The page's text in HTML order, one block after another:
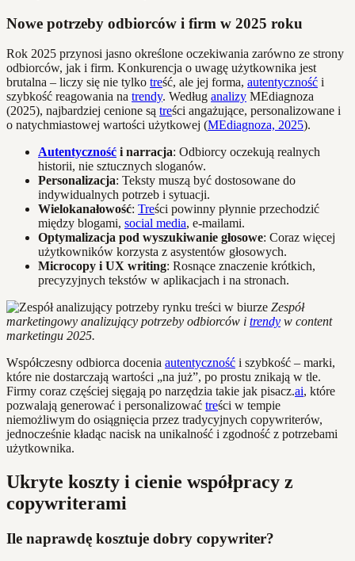
Nowe potrzeby odbiorców i firm w 2025 roku
Rok 2025 przynosi jasno określone oczekiwania zarówno ze strony
odbiorców, jak i firm. Konkurencja o uwagę użytkownika jest
brutalna – liczy się nie tylko treść, ale jej forma, autentyczność i
szybkość reagowania na trendy. Według analizy MEdiagnoza
(2025), najbardziej cenione są treści angażujące, personalizowane i
o natychmiastowej wartości użytkowej (MEdiagnoza, 2025).
Autentyczność i narracja: Odbiorcy oczekują realnych
historii, nie sztucznych sloganów.
Personalizacja: Teksty muszą być dostosowane do
indywidualnych potrzeb i sytuacji.
Wielokanałowość: Treści powinny płynnie przechodzić
między blogami, social media, e-mailami.
Optymalizacja pod wyszukiwanie głosowe: Coraz więcej
użytkowników korzysta z asystentów głosowych.
Microcopy i UX writing: Rosnące znaczenie krótkich,
precyzyjnych tekstów w aplikacjach i na stronach.
Zespół
marketingowy analizujący potrzeby odbiorców i trendy w content
marketingu 2025.
Współczesny odbiorca docenia autentyczność i szybkość – marki,
które nie dostarczają wartości „na już”, po prostu znikają w tle.
Firmy coraz częściej sięgają po narzędzia takie jak pisacz.ai, które
pozwalają generować i personalizować treści w tempie
niemożliwym do osiągnięcia przez tradycyjnych copywriterów,
jednocześnie kładąc nacisk na unikalność i zgodność z potrzebami
użytkownika.
Ukryte koszty i cienie współpracy z
copywriterami
Ile naprawdę kosztuje dobry copywriter?